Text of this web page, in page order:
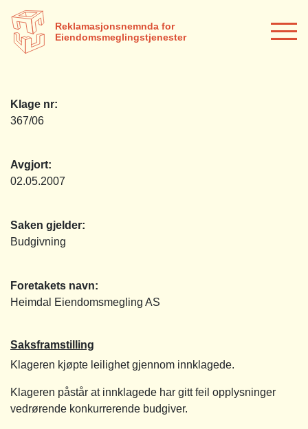
Reklamasjonsnemnda for
Eiendomsmeglingstjenester
Klage nr:
367/06
Avgjort:
02.05.2007
Saken gjelder:
Budgivning
Foretakets navn:
Heimdal Eiendomsmegling AS
Saksframstilling
Klageren kjøpte leilighet gjennom innklagede.
Klageren påstår at innklagede har gitt feil opplysninger
vedrørende konkurrerende budgiver.